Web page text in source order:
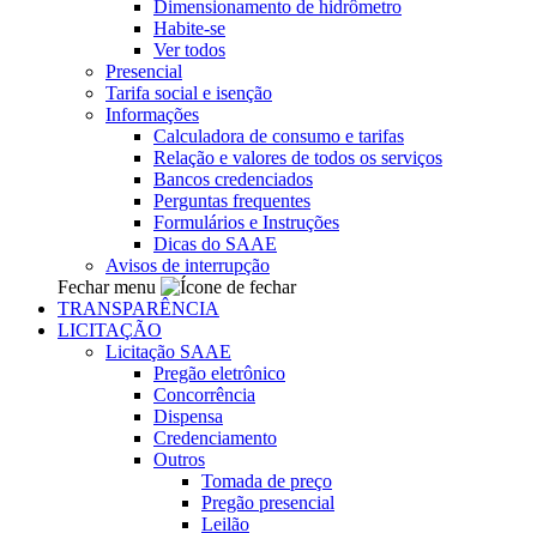
Dimensionamento de hidrômetro
Habite-se
Ver todos
Presencial
Tarifa social e isenção
Informações
Calculadora de consumo e tarifas
Relação e valores de todos os serviços
Bancos credenciados
Perguntas frequentes
Formulários e Instruções
Dicas do SAAE
Avisos de interrupção
Fechar menu
TRANSPARÊNCIA
LICITAÇÃO
Licitação SAAE
Pregão eletrônico
Concorrência
Dispensa
Credenciamento
Outros
Tomada de preço
Pregão presencial
Leilão